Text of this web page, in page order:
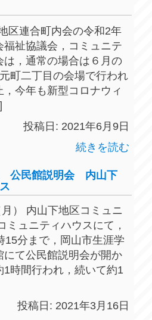
区連合町内会の令和2年
福祉協議会，コミュニテ
は，通常の場合は６月の
町二丁目の会場で行われ
，今年も新型コロナウィ
投稿日: 2021年6月9日
続きを読む
公民館説明会 内山下
） 内山下地区コミュニ
ミュニティハウスにて，
15分まで，岡山市生涯学
にて公民館説明会が開か
時間行われ，続いて約1
投稿日: 2021年3月16日